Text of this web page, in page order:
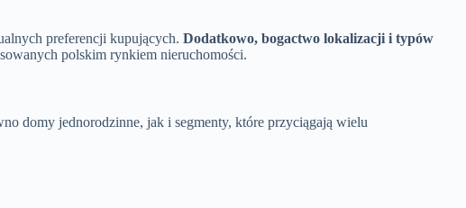
preferencji kupujących. Dodatkowo, bogactwo lokalizacji i typów
polskim rynkiem nieruchomości.
domy jednorodzinne, jak i segmenty, które przyciągają wielu